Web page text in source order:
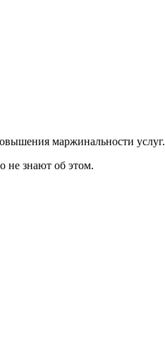
маржинальности услуг.
не знают об этом.